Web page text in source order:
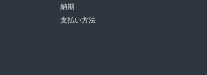
納期
支払い方法